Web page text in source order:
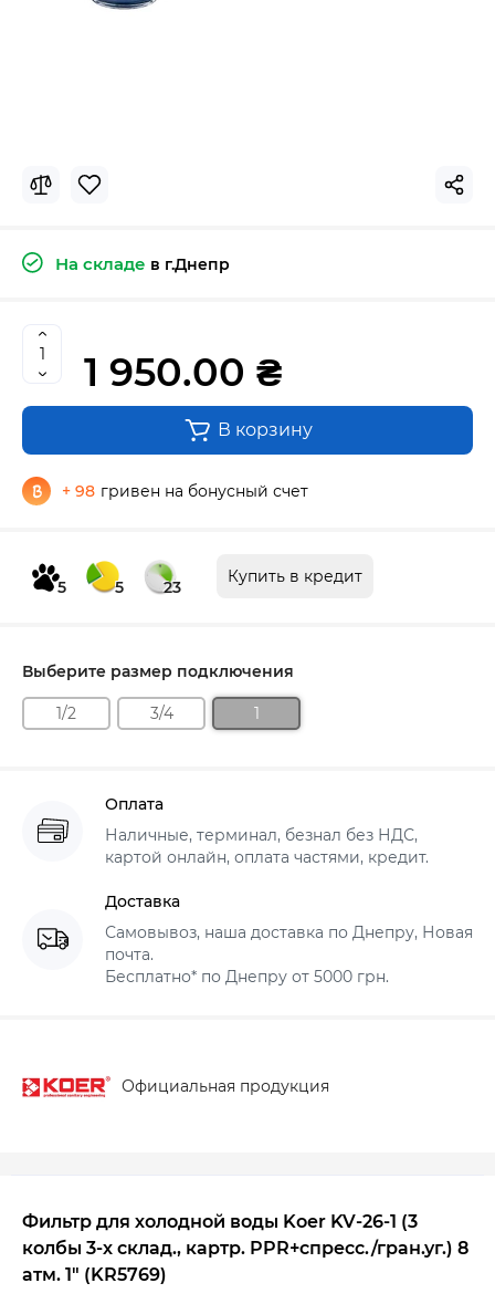
На складе в г.Днепр
1 950.00 ₴
В корзину
+ 98 гривен на бонусный счет
5 5 23
Купить в кредит
Выберите размер подключения
1/2 3/4 1
Оплата
Наличные, терминал, безнал без НДС,
картой онлайн, оплата частями, кредит.
Доставка
Самовывоз, наша доставка по Днепру, Новая
почта.
Бесплатно* по Днепру от 5000 грн.
Официальная продукция
Фильтр для холодной воды Koer KV-26-1 (3
колбы 3-х склад., картр. PPR+спресс./гран.уг.) 8
атм. 1" (KR5769)